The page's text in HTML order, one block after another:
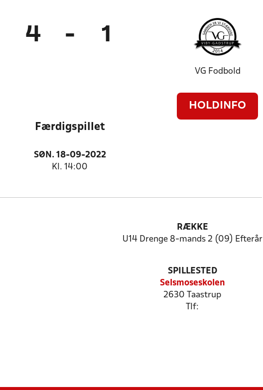
4 - 1
VG Fodbold
HOLDINFO
Færdigspillet
SØN. 18-09-2022
Kl. 14:00
RÆKKE
U14 Drenge 8-mands 2 (09) Efterår
SPILLESTED
Selsmoseskolen
2630 Taastrup
Tlf: